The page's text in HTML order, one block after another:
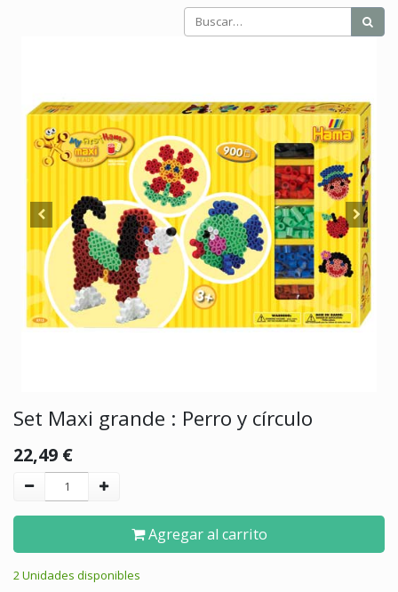
Set Maxi grande : Perro y círculo
22,49 €
Agregar al carrito
2 Unidades disponibles